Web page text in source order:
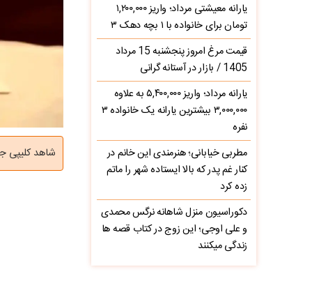
شاهد کلیپی
یارانه معیشتی مرداد؛ واریز ۱,۲۰۰,۰۰۰
تومان برای خانواده با ۱ بچه دهک ۳
قیمت مرغ امروز پنجشنبه 15 مرداد
1405 / بازار در آستانه گرانی
یارانه مرداد؛ واریز ۵,۴۰۰,۰۰۰ به علاوه
۳,۰۰۰,۰۰۰ بیشترین یارانه یک خانواده ۳
نفره
مطربی خیابانی؛ هنرمندی این خانم در
کنار غم پدر که بالا ایستاده شهر را ماتم
زده کرد
دکوراسیون منزل شاهانه نرگس محمدی
و علی اوجی؛ این زوج در کتاب قصه ها
زندگی میکنند